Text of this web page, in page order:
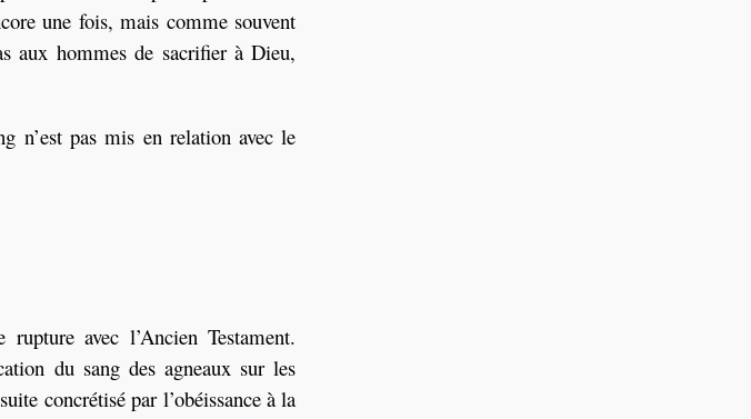
une fois, mais comme souvent
aux hommes de sacrifier à Dieu,
n’est pas mis en relation avec le
avec l’Ancien Testament.
du sang des agneaux sur les
concrétisé par l’obéissance à la